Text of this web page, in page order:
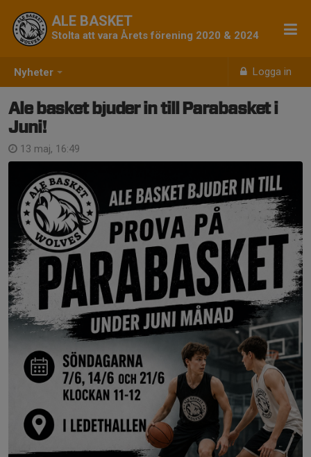
Nyheter Logga in
ALE BASKET
Stolta att vara Årets förening 2020 & 2024
Ale basket bjuder in till Parabasket i
Juni!
13 maj, 16:49